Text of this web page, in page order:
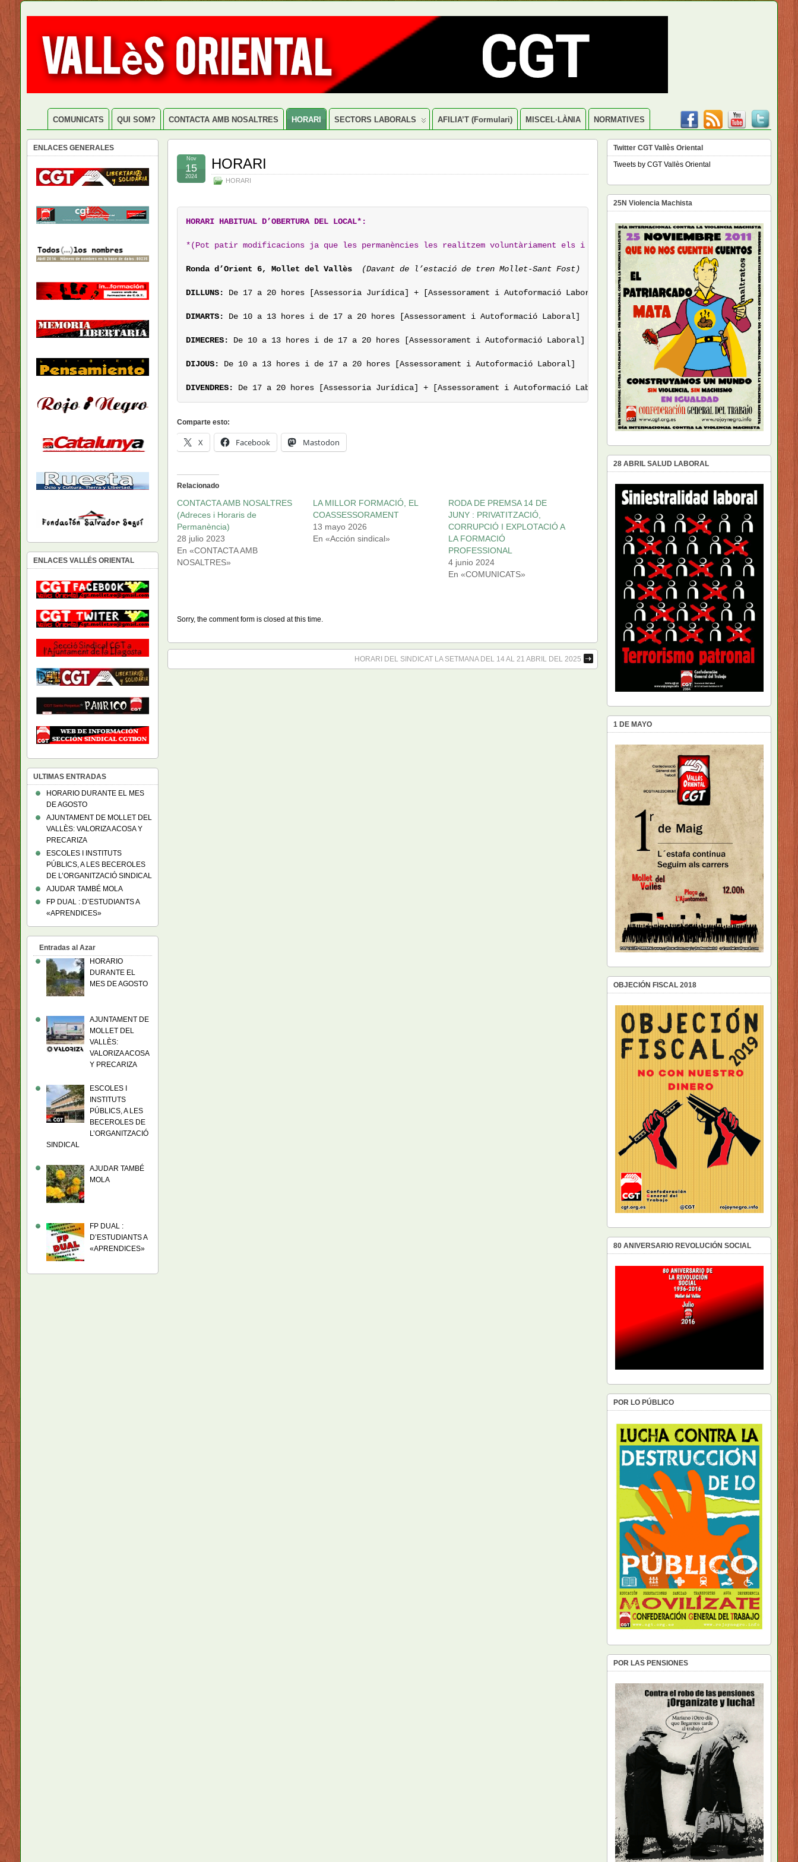
COMUNICATS QUI SOM? CONTACTA AMB NOSALTRES HORARI SECTORS LABORALS AFILIA’T (formulari) MISCEL·LÀNIA NORMATIVES
HORARI
HORARI
Nov
15
2024
HORARI HABITUAL D’OBERTURA DEL LOCAL*:
*(Pot patir modificacions ja que les permanències les realitzem voluntàriament els i les afiliades)
Ronda d’Orient 6, Mollet del Vallès (Davant de l’estació de tren Mollet-Sant Fost)
DILLUNS: De 17 a 20 hores [Assessoria Jurídica] + [Assessorament i Autoformació Laboral]
DIMARTS: De 10 a 13 hores i de 17 a 20 hores [Assessorament i Autoformació Laboral]
DIMECRES:
DIJOUS: De 10 a 13 hores i de 17 a 20 hores [Assessorament i Autoformació Laboral]
DIVENDRES: De 17 a 20 hores [Assessoria Jurídica] + [Assessorament i Autoformació Laboral]
Comparte esto:
X Facebook Mastodon
Relacionado
CONTACTA AMB NOSALTRES
(Adreces i Horaris de
Permanència)
28 julio 2023
En «CONTACTA AMB
NOSALTRES»
LA MILLOR FORMACIÓ, EL
COASSESSORAMENT
13 mayo 2026
En «Acción sindical»
RODA DE PREMSA 14 DE
JUNY : PRIVATITZACIÓ,
CORRUPCIÓ I EXPLOTACIÓ A
LA FORMACIÓ
PROFESSIONAL
4 junio 2024
En «COMUNICATS»
Sorry, the comment form is closed at this time.
HORARI DEL SINDICAT LA SETMANA DEL 14 AL 21 ABRIL DEL 2025
ENLACES GENERALES
ENLACES VALLÉS ORIENTAL
ULTIMAS ENTRADAS
HORARIO DURANTE EL MES
DE AGOSTO
AJUNTAMENT DE MOLLET DEL
VALLÈS: VALORIZA ACOSA Y
PRECARIZA
ESCOLES I INSTITUTS
PÚBLICS, A LES BECEROLES
DE L’ORGANITZACIÓ SINDICAL
AJUDAR TAMBÉ MOLA
FP DUAL : D’ESTUDIANTS A
«APRENDICES»
Entradas al Azar
HORARIO
DURANTE EL
MES DE AGOSTO
AJUNTAMENT DE
MOLLET DEL
VALLÈS:
VALORIZA ACOSA
Y PRECARIZA
ESCOLES I
INSTITUTS
PÚBLICS, A LES
BECEROLES DE
L’ORGANITZACIÓ
SINDICAL
AJUDAR TAMBÉ
MOLA
FP DUAL :
D’ESTUDIANTS A
«APRENDICES»
Twitter CGT Vallès Oriental
Tweets by CGT Vallès Oriental
25N Violencia Machista
28 ABRIL SALUD LABORAL
1 DE MAYO
OBJECIÓN FISCAL 2018
80 ANIVERSARIO REVOLUCIÓN SOCIAL
POR LO PÚBLICO
POR LAS PENSIONES